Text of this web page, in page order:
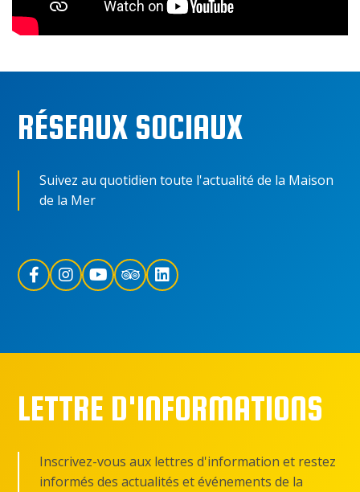
RÉSEAUX SOCIAUX
Suivez au quotidien toute l'actualité de la Maison
de la Mer
LETTRE D'INFORMATIONS
Inscrivez-vous aux lettres d'information et restez
informés des actualités et événements de la